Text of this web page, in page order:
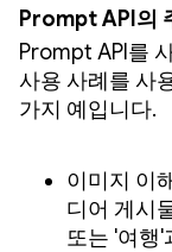
Prompt API의
Prompt API를
사용 사례를 사
가지 예입니다.
이미지 이
디어 게시
또는 '여행'